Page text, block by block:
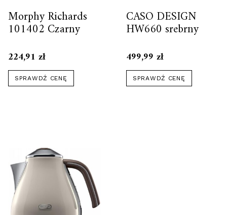
Morphy Richards
101402 Czarny
224,91 zł
SPRAWDŹ CENĘ
CASO DESIGN
HW660 srebrny
499,99 zł
SPRAWDŹ CENĘ